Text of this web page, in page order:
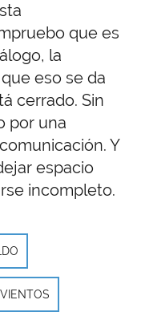
que es
la
eso se da
cerrado. Sin
por una
Y
espacio
incompleto.